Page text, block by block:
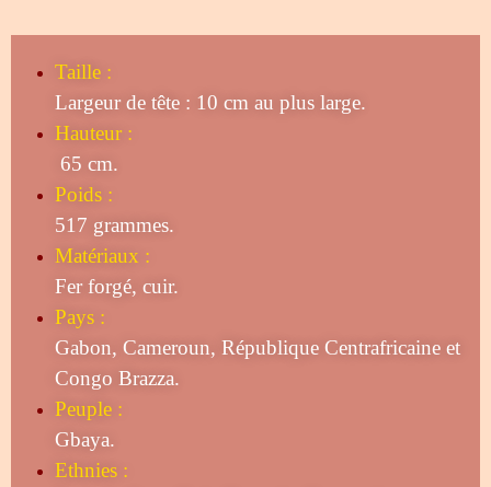
Taille :
Largeur de tête : 10 cm au plus large.
Hauteur :
65 cm.
Poids :
517 grammes.
Matériaux :
Fer forgé, cuir.
Pays :
Gabon, Cameroun, République Centrafricaine et
Congo Brazza.
Peuple :
Gbaya.
Ethnies :